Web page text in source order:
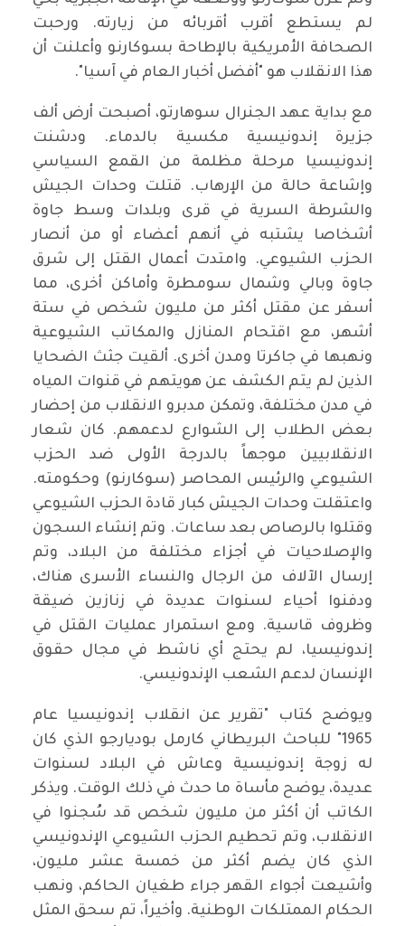
لم يستطع أقرب أقربائه من زيارته. ورحبت
الصحافة الأمريكية بالإطاحة بسوكارنو وأعلنت أن
هذا الانقلاب هو "أفضل أخبار العام في آسيا".
مع بداية عهد الجنرال سوهارتو، أصبحت أرض ألف
جزيرة إندونيسية مكسية بالدماء. ودشنت
إندونيسيا مرحلة مظلمة من القمع السياسي
وإشاعة حالة من الإرهاب. قتلت وحدات الجيش
والشرطة السرية في قرى وبلدات وسط جاوة
أشخاصا يشتبه في أنهم أعضاء أو من أنصار
الحزب الشيوعي. وامتدت أعمال القتل إلى شرق
جاوة وبالي وشمال سومطرة وأماكن أخرى، مما
أسفر عن مقتل أكثر من مليون شخص في ستة
أشهر، مع اقتحام المنازل والمكاتب الشيوعية
ونهبها في جاكرتا ومدن أخرى. ألقيت جثث الضحايا
الذين لم يتم الكشف عن هويتهم في قنوات المياه
في مدن مختلفة، وتمكن مدبرو الانقلاب من إحضار
بعض الطلاب إلى الشوارع لدعمهم. كان شعار
الانقلابيين موجهاً بالدرجة الأولى ضد الحزب
الشيوعي والرئيس المحاصر (سوكارنو) وحكومته.
واعتقلت وحدات الجيش كبار قادة الحزب الشيوعي
وقتلوا بالرصاص بعد ساعات. وتم إنشاء السجون
والإصلاحيات في أجزاء مختلفة من البلاد، وتم
إرسال الآلاف من الرجال والنساء الأسرى هناك،
ودفنوا أحياء لسنوات عديدة في زنازين ضيقة
وظروف قاسية. ومع استمرار عمليات القتل في
إندونيسيا، لم يحتج أي ناشط في مجال حقوق
الإنسان لدعم الشعب الإندونيسي.
ويوضح كتاب "تقرير عن انقلاب إندونيسيا عام
1965" للباحث البريطاني كارمل بوديارجو الذي كان
له زوجة إندونيسية وعاش في البلاد لسنوات
عديدة، يوضح مأساة ما حدث في ذلك الوقت. ويذكر
الكاتب أن أكثر من مليون شخص قد سُجنوا في
الانقلاب، وتم تحطيم الحزب الشيوعي الإندونيسي
الذي كان يضم أكثر من خمسة عشر مليون،
وأشيعت أجواء القهر جراء طغيان الحاكم، ونهب
الحكام الممتلكات الوطنية. وأخيراً، تم سحق المثل